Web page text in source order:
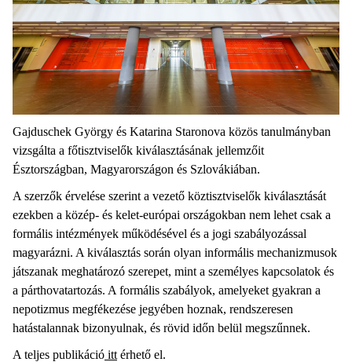
Gajduschek György és Katarina Staronova közös tanulmányban
vizsgálta a főtisztviselők kiválasztásának jellemzőit
Észtországban, Magyarországon és Szlovákiában.
A szerzők érvelése szerint a vezető köztisztviselők kiválasztását
ezekben a közép- és kelet-európai országokban nem lehet csak a
formális intézmények működésével és a jogi szabályozással
magyarázni. A kiválasztás során olyan informális mechanizmusok
játszanak meghatározó szerepet, mint a személyes kapcsolatok és
a párthovatartozás. A formális szabályok, amelyeket gyakran a
nepotizmus megfékezése jegyében hoznak, rendszeresen
hatástalannak bizonyulnak, és rövid időn belül megszűnnek.
A teljes publikáció itt érhető el.